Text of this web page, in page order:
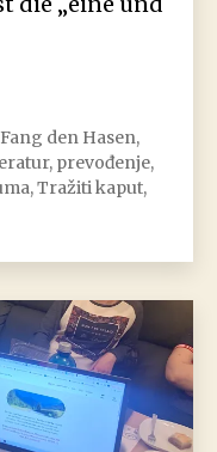
Fang den Hasen,
, prevođenje,
,Tražiti kaput,